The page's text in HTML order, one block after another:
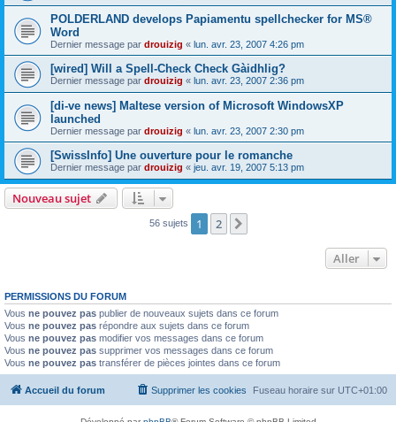
POLDERLAND develops Papiamentu spellchecker for MS®
Word
Dernier message par drouizig « lun. avr. 23, 2007 4:26 pm
[wired] Will a Spell-Check Check Gàidhlig?
Dernier message par drouizig « lun. avr. 23, 2007 2:36 pm
[di-ve news] Maltese version of Microsoft WindowsXP
launched
Dernier message par drouizig « lun. avr. 23, 2007 2:30 pm
[SwissInfo] Une ouverture pour le romanche
Dernier message par drouizig « jeu. avr. 19, 2007 5:13 pm
Nouveau sujet
56 sujets 1 2
Aller
PERMISSIONS DU FORUM
Vous ne pouvez pas publier de nouveaux sujets dans ce forum
Vous ne pouvez pas répondre aux sujets dans ce forum
Vous ne pouvez pas modifier vos messages dans ce forum
Vous ne pouvez pas supprimer vos messages dans ce forum
Vous ne pouvez pas transférer de pièces jointes dans ce forum
Accueil du forum Fuseau horaire sur UTC+01:00
Supprimer les cookies